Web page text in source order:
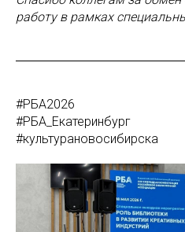
работу в рамках
#РБА2026
#РБА_Екатеринбург
#культурановосибирска